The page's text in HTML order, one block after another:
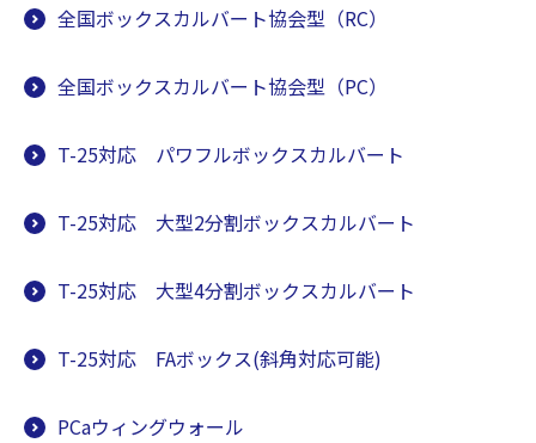
全国ボックスカルバート協会型（RC）
全国ボックスカルバート協会型（PC）
T-25対応 パワフルボックスカルバート
T-25対応 大型2分割ボックスカルバート
T-25対応 大型4分割ボックスカルバート
T-25対応 FAボックス(斜角対応可能)
PCaウィングウォール